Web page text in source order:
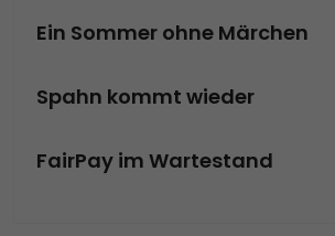
Ein Sommer ohne Märchen
Spahn kommt wieder
FairPay im Wartestand